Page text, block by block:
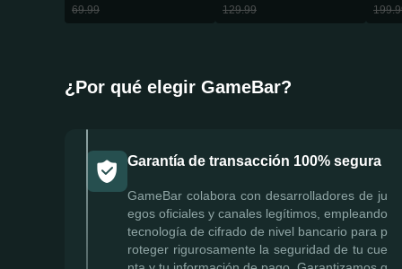
69.99
129.99
¿Por qué elegir GameBar?
Garantía de transacción 100% segura
GameBar colabora con desarrolladores de ju
egos oficiales y canales legítimos, empleando
tecnología de cifrado de nivel bancario para p
roteger rigurosamente la seguridad de tu cue